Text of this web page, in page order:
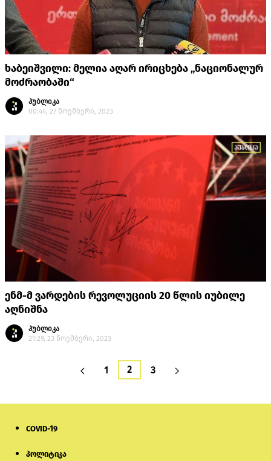
ხაბეიშვილი: მელია აღარ ირიცხება „ნაციონალურ
მოძრაობაში“
პუბლიკა
00:44, 27 ნოემბერი, 2023
ენმ-მ ვარდების რევოლუციის 20 წლის იუბილე
აღნიშნა
პუბლიკა
21:29, 23 ნოემბერი, 2023
1 2 3
COVID-19
პოლიტიკა